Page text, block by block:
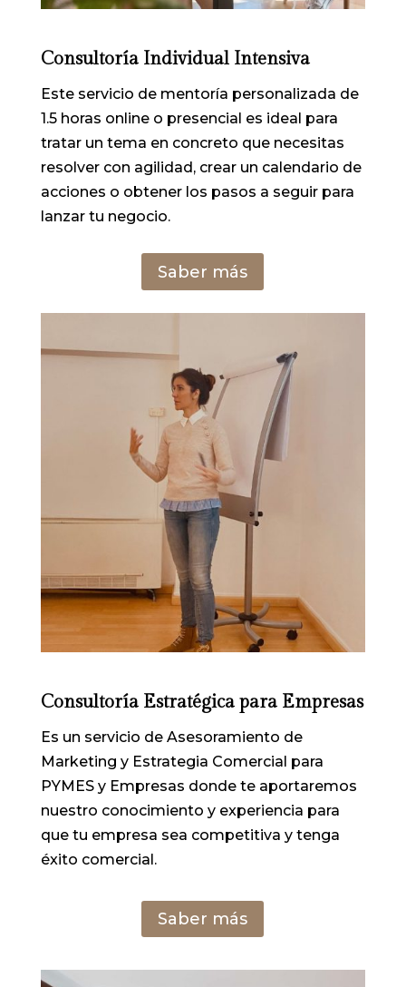
Consultoría Individual Intensiva
Este servicio de mentoría personalizada de
1.5 horas online o presencial es ideal para
tratar un tema en concreto que necesitas
resolver con agilidad, crear un calendario de
acciones o obtener los pasos a seguir para
lanzar tu negocio.
Saber más
Consultoría Estratégica para Empresas
Es un servicio de Asesoramiento de
Marketing y Estrategia Comercial para
PYMES y Empresas donde te aportaremos
nuestro conocimiento y experiencia para
que tu empresa sea competitiva y tenga
éxito comercial.
Saber más